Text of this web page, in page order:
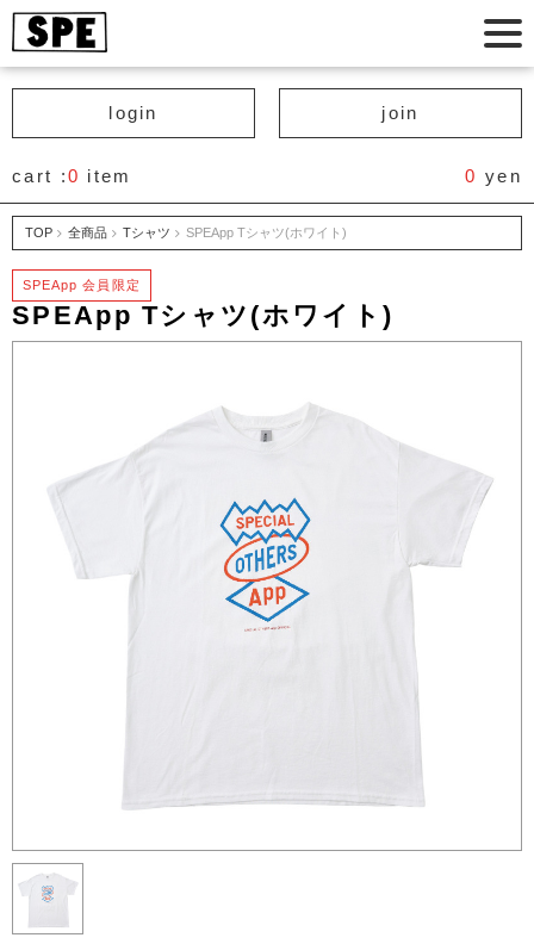
login join
cart :0 item 0 yen
TOP 全商品 Tシャツ SPEApp Tシャツ(ホワイト)
SPEApp 会員限定
SPEApp Tシャツ(ホワイト)